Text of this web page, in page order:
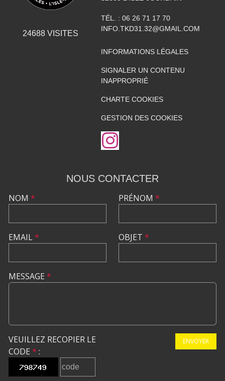
24688VISITES
TÉL. : 06 26 71 17 70
INFO.TKD31.32@GMAIL.COM
INFORMATIONS LÉGALES
SIGNALER UN CONTENU
INAPPROPRIÉ
CHARTE COOKIES
GESTION DES COOKIES
NOUS CONTACTER
NOM *
EMAIL*
PRÉNOM *
OBJET *
MESSAGE *
VEUILLEZ RECOPIER LE
CODE * :
ENVOYER